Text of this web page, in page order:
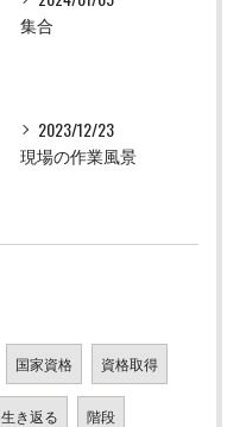
集合
2023/12/23
現場の作業風景
国家資格 資格取得
生き返る 階段